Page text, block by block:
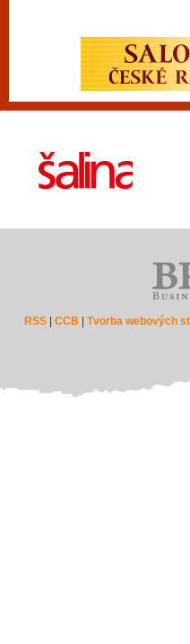
RSS |CCB |Tvorba webových